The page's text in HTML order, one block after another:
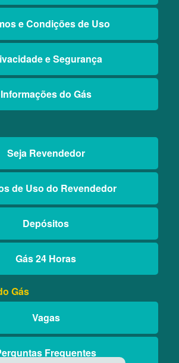
e Condições de Uso
e Segurança
Informações do Gás
Seja Revendedor
de Uso do Revendedor
Depósitos
Gás 24 Horas
Gás
Vagas
Frequentes